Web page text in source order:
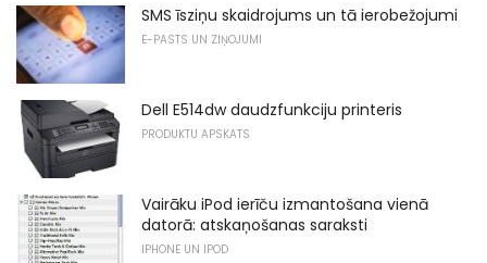
SMS īsziņu skaidrojums un tā ierobežojumi
E-PASTS UN ZIŅOJUMI
Dell E514dw daudzfunkciju printeris
PRODUKTU APSKATS
Vairāku iPod ierīču izmantošana vienā
datorā: atskaņošanas saraksti
IPHONE UN IPOD